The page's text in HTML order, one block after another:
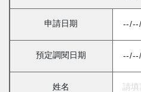
申請日期
預定調閱日期
姓名